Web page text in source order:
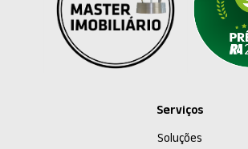
Serviços
Soluções